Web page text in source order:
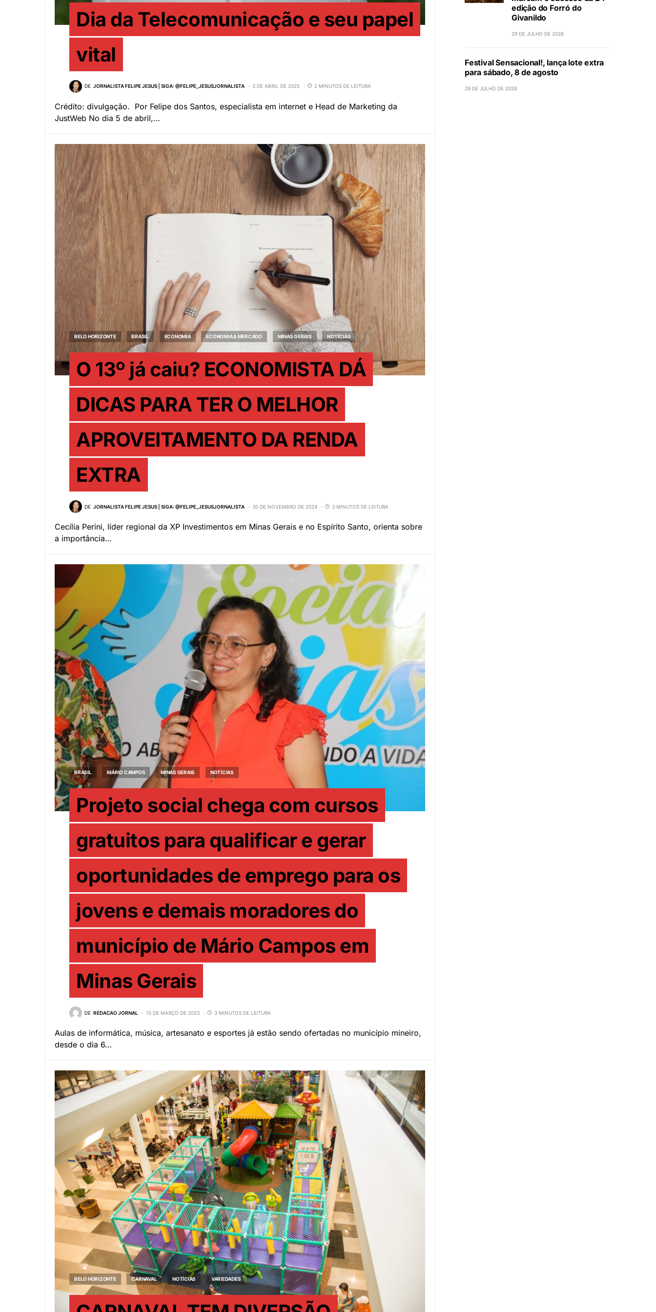
Dia da Telecomunicação e seu papel
vital
DE JORNALISTA FELIPE JESUS | SIGA: @FELIPE_JESUSJORNALISTA 3 DE ABRIL DE 2025 2 MINUTOS DE LEITURA
Crédito: divulgação. Por Felipe dos Santos, especialista em internet e Head de Marketing da
JustWeb No dia 5 de abril,…
BELO HORIZONTE BRASIL ECONOMIA ECONOMIA & MERCADO MINAS GERAIS NOTÍCIAS
O 13º já caiu? ECONOMISTA DÁ
DICAS PARA TER O MELHOR
APROVEITAMENTO DA RENDA
EXTRA
DE JORNALISTA FELIPE JESUS | SIGA: @FELIPE_JESUSJORNALISTA 30 DE NOVEMBRO DE 2024 3 MINUTOS DE LEITURA
Cecília Perini, líder regional da XP Investimentos em Minas Gerais e no Espírito Santo, orienta sobre
a importância…
BRASIL MÁRIO CAMPOS MINAS GERAIS NOTÍCIAS
Projeto social chega com cursos
gratuitos para qualificar e gerar
oportunidades de emprego para os
jovens e demais moradores do
município de Mário Campos em
Minas Gerais
DE REDACAO JORNAL 15 DE MARÇO DE 2023 3 MINUTOS DE LEITURA
Aulas de informática, música, artesanato e esportes já estão sendo ofertadas no município mineiro,
desde o dia 6…
BELO HORIZONTE CARNAVAL NOTÍCIAS VARIEDADES
edição do Forró do
Givanildo
29 DE JULHO DE 2026
Festival Sensacional!, lança lote extra
para sábado, 8 de agosto
29 DE JULHO DE 2026